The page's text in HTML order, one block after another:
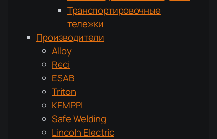
Транспортировочные
тележки
Производители
Alloy
Reci
ESAB
Triton
KEMPPI
Safe Welding
Lincoln Electric